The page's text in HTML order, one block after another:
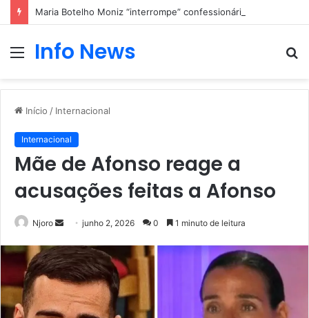
Maria Botelho Moniz “interrompe” confessionário
Menu
Info News
Início / Internacional
Internacional
Mãe de Afonso reage a
acusações feitas a Afonso
Njoro
Mande
e-
mail
junho 2, 2026 0 1 minuto de leitura